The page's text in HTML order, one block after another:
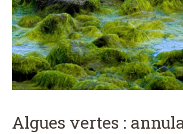
Algues vertes :